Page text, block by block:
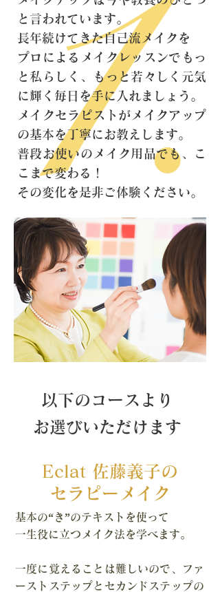
と言われています。
長年続けてきた自己流メイクを
プロによるメイクレッスンでもっ
と私らしく、もっと若々しく元気
に輝く毎日を手に入れましょう。
メイクセラピストがメイクアップ
の基本を丁寧にお教えします。
普段お使いのメイク用品でも、こ
こまで変わる！
その変化を是非ご体験ください。
以下のコースより
お選びいただけます
Eclat 佐藤義子の
セラピーメイク
基本の“き”のテキストを使って
一生役に立つメイク法を学べます。
一度に覚えることは難しいので、ファ
ーストステップとセカンドステップの